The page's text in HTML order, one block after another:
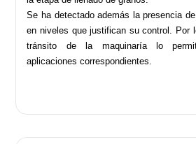
Se ha detectado además la presencia
en niveles que justifican su control. Por
tránsito de la maquinaría lo
aplicaciones correspondientes.